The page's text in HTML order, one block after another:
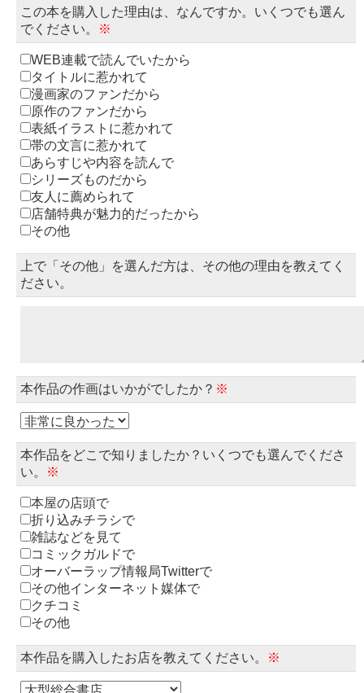
この本を購入した理由は、なんですか。いくつでも選ん
でください。
※
WEB連載で読んでいたから
タイトルに惹かれて
漫画家のファンだから
原作のファンだから
表紙イラストに惹かれて
帯の文言に惹かれて
あらすじや内容を読んで
シリーズものだから
友人に薦められて
店舗特典が魅力的だったから
その他
上で「その他」を選んだ方は、その他の理由を教えてく
ださい。
本作品の作画はいかがでしたか？ ※
本作品をどこで知りましたか？いくつでも選んでくださ
い。
※
本屋の店頭で
折り込みチラシで
雑誌などを見て
コミックガルドで
オーバーラップ情報局Twitterで
その他インターネット媒体で
クチコミ
その他
本作品を購入したお店を教えてください。 ※